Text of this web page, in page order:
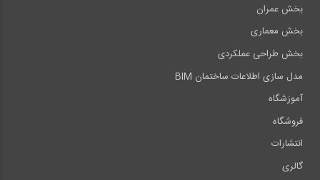
بخش عمران
بخش معماری
بخش طراحی عملکردی
مدل سازی اطلاعات ساختمان BIM
آموزشگاه
فروشگاه
انتشارات
گالری